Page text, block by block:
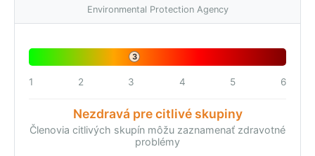
Environmental Protection Agency
3
1 2 3 4 5 6
Nezdravá pre citlivé skupiny
Členovia citlivých skupín môžu zaznamenať zdravotné
problémy